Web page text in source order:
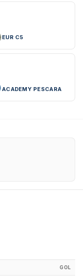
EUR C5
ACADEMY PESCARA
GOL